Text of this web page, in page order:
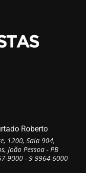
Roberto
1200, Sala 904,
João Pessoa - PB
9000 - 9 9964-6000